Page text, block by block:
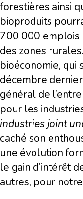
forestières ainsi
bioproduits
700 000 emplois
des zones
bioéconomie, qui
décembre
général de
pour les
industries joint
caché son
une évolution
le gain d’intérêt
autres, pour notre